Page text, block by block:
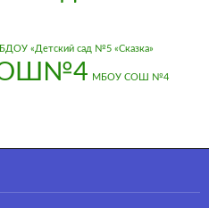
«Детский сад №5 «Сказка»
МБОУ СОШ №4